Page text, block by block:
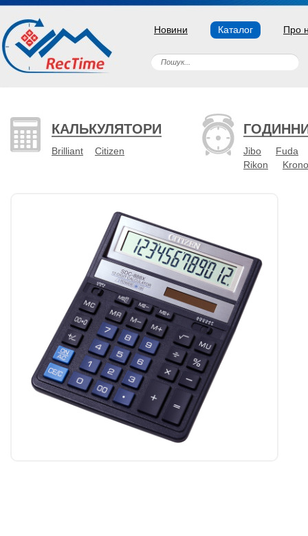
Новини Каталог Про
КАЛЬКУЛЯТОРИ
Brilliant Citizen Jibo
Fuda
Rikon